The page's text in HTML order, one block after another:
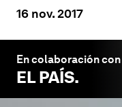
16 nov. 2017
En colaboración con
EL PAÍS.